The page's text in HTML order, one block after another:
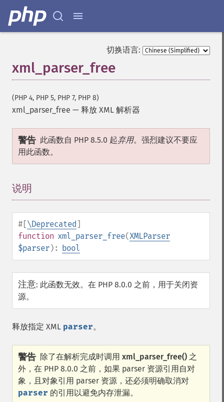
切换语言:
xml_parser_free
(PHP 4, PHP 5, PHP 7, PHP 8)
xml_parser_free — 释放 XML 解析器
警告 此函数自 PHP 8.5.0 起弃用。强烈建议不要应
用此函数。
说明
#[\Deprecated]
function xml_parser_free(XMLParser
$parser): bool
注意: 此函数无效。在 PHP 8.0.0 之前，用于关闭资
源。
释放指定 XML parser。
警告 除了在解析完成时调用 xml_parser_free() 之
外，在 PHP 8.0.0 之前，如果 parser 资源引用自对
象，且对象引用 parser 资源，还必须明确取消对
parser 的引用以避免内存泄漏。